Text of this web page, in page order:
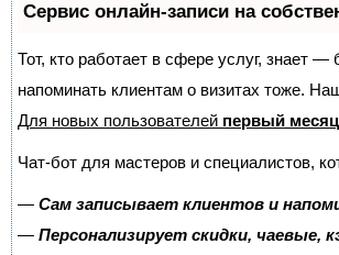
Сервис онлайн-записи на
Тот, кто работает в сфере услуг, знает
напоминать клиентам о визитах тоже.
Для новых пользователей первый
Чат-бот для мастеров и специалистов,
— Сам записывает клиентов и
— Персонализирует скидки, чаевые,